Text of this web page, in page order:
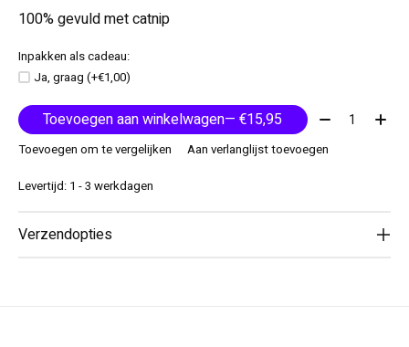
100% gevuld met catnip
Inpakken als cadeau:
Ja, graag (+€1,00)
Toevoegen aan winkelwagen — €15,95 Aantal:
Toevoegen om te vergelijken
Aan verlanglijst toevoegen
Levertijd: 1 - 3 werkdagen
Verzendopties